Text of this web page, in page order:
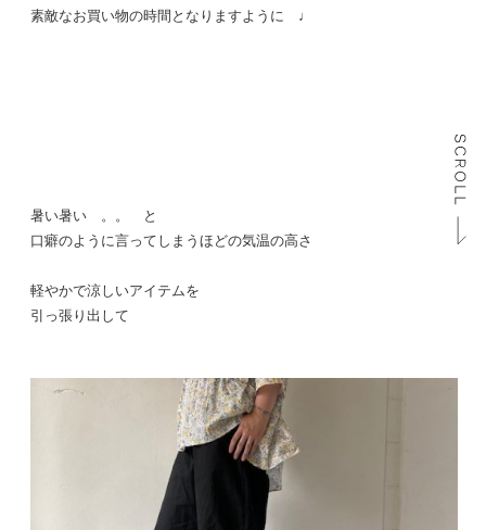
素敵なお買い物の時間となりますように ♩
暑い暑い 。。 と
口癖のように言ってしまうほどの気温の高さ
軽やかで涼しいアイテムを
引っ張り出して